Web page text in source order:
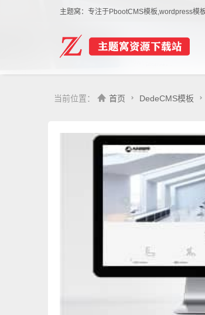
主题窝：专注于PbootCMS模板,wordpress模
当前位置： 首页 DedeCMS模板